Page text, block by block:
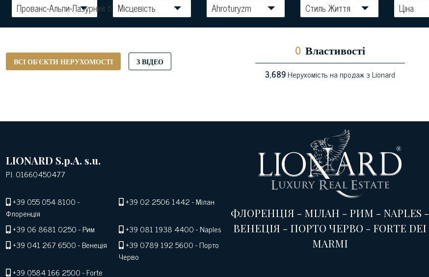
Прованс-Альпи-Лазурний берегМісцевість Ahroturyzm Стиль Життя Ціна
ВСІ ОБ'ЄКТИ НЕРУХОМОСТІ З ВІДЕО
0 Властивості
3,689Нерухомість на продаж з Lionard
LIONARD S.p.A. s.u.
P.I. 01660450477
+39 055 054 8100-
Флоренція
+39 02 2506 1442- Мілан
+39 06 8681 0250- Рим +39 081 1938 4400- Naples
+39 041 267 6500- Венеція +39 0789 192 5600- Порто
Черво
+39 0584 166 2500- Forte
ФЛОРЕНЦІЯ - МІЛАН - РИМ - NAPLES -
ВЕНЕЦІЯ - ПОРТО ЧЕРВО - FORTE DEI
MARMI